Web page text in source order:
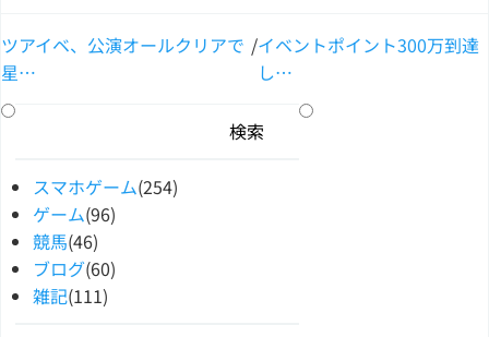
ツアイベ、公演オールクリアで
星…
/イベントポイント300万到達
し…
スマホゲーム(254)
ゲーム(96)
競馬(46)
ブログ(60)
雑記(111)